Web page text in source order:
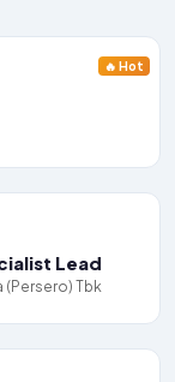
🔥 Hot
Lead
(Persero) Tbk